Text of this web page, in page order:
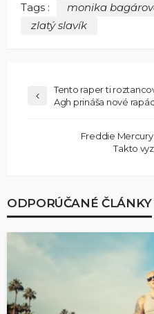
Tags : monika
zlatý slavík
Tento raper ti
Agh prináša nové
Freddie
Takto
ODPORÚČANÉ ČLÁNKY